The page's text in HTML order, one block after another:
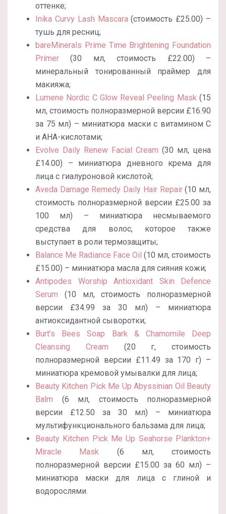
оттенке;
Inika Curvy Lash Mascara(стоимость £25.00) –
тушь для ресниц;
bareMinerals Prime Time Brightening Foundation
Primer (30 мл, стоимость £22.00) –
минеральный тонированный праймер для
макияжа;
Lumene Nordic C Glow Reveal Peeling Mask(15
мл, стоимость полноразмерной версии £16.90
за 75 мл) – миниатюра маски с витамином С
и AHA-кислотами;
Evolve Daily Renew Facial Cream (30 мл, цена
£14.00) – миниатюра дневного крема для
лица с гиалуроновой кислотой;
Aveda Damage Remedy Daily Hair Repair(10 мл,
стоимость полноразмерной версии £25.00 за
100 мл) – миниатюра несмываемого
средства для волос, которое также
выступает в роли термозащиты;
Balance Me Radiance Face Oil (10 мл, стоимость
£15.00) – миниатюра масла для сияния кожи;
Antipodes Worship Antioxidant Skin Defence
Serum (10 мл, стоимость полноразмерной
версии £34.99 за 30 мл) – миниатюра
антиоксидантной сыворотки;
Burt’s Bees Soap Bark & Chamomile Deep
Cleansing Cream (20 г, стоимость
полноразмерной версии £11.49 за 170 г) –
миниатюра кремовой умывалки для лица;
Beauty Kitchen Pick Me Up Abyssinian Oil Beauty
Balm (6 мл, стоимость полноразмерной
версии £12.50 за 30 мл) – миниатюра
мультифункционального бальзама для лица;
Beauty Kitchen Pick Me Up Seahorse Plankton+
Miracle Mask (6 мл, стоимость
полноразмерной версии £15.00 за 60 мл) –
миниатюра маски для лица с глиной и
водорослями.